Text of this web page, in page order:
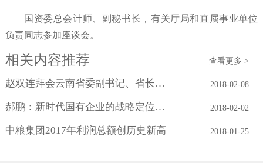
国资委总会计师、副秘书长，有关厅局和直属事业单位
负责同志参加座谈会。
相关内容推荐 查看更多 >
赵双连拜会云南省委副书记、省长阮成发 2018-02-08
郝鹏：新时代国有企业的战略定位与历史... 2018-02-02
中粮集团2017年利润总额创历史新高 2018-01-25